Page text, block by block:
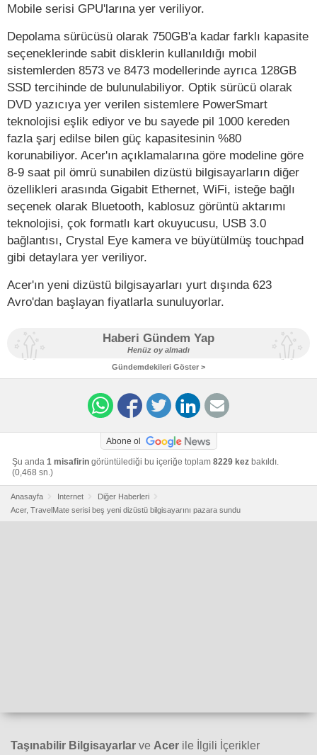
Mobile serisi GPU'larına yer veriliyor.
Depolama sürücüsü olarak 750GB'a kadar farklı kapasite
seçeneklerinde sabit disklerin kullanıldığı mobil
sistemlerden 8573 ve 8473 modellerinde ayrıca 128GB
SSD tercihinde de bulunulabiliyor. Optik sürücü olarak
DVD yazıcıya yer verilen sistemlere PowerSmart
teknolojisi eşlik ediyor ve bu sayede pil 1000 kereden
fazla şarj edilse bilen güç kapasitesinin %80
korunabiliyor. Acer'ın açıklamalarına göre modeline göre
8-9 saat pil ömrü sunabilen dizüstü bilgisayarların diğer
özellikleri arasında Gigabit Ethernet, WiFi, isteğe bağlı
seçenek olarak Bluetooth, kablosuz görüntü aktarımı
teknolojisi, çok formatlı kart okuyucusu, USB 3.0
bağlantısı, Crystal Eye kamera ve büyütülmüş touchpad
gibi detaylara yer veriliyor.
Acer'ın yeni dizüstü bilgisayarları yurt dışında 623
Avro'dan başlayan fiyatlarla sunuluyorlar.
Haberi Gündem Yap
Henüz oy almadı
Gündemdekileri Göster >
Abone ol
Şu anda 1 misafirin görüntülediği bu içeriğe toplam 8229 kez bakıldı.
(0,468 sn.)
Anasayfa Internet
Diğer Haberleri
Acer, TravelMate serisi beş yeni dizüstü bilgisayarını pazara sundu
Taşınabilir Bilgisayarlar ve Acer ile İlgili İçerikler